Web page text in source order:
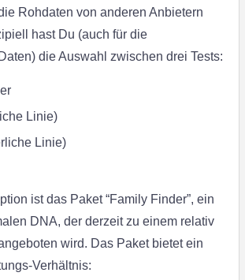
Rohdaten von anderen Anbietern
hast Du (auch für die
die Auswahl zwischen drei Tests:
Linie)
Linie)
ist das Paket “Family Finder”, ein
DNA, der derzeit zu einem relativ
wird. Das Paket bietet ein
Verhältnis: